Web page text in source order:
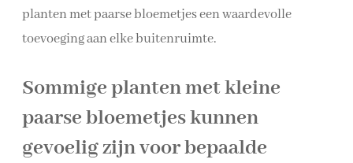
planten met paarse bloemetjes een waardevolle
toevoeging aan elke buitenruimte.
Sommige planten met kleine
paarse bloemetjes kunnen
gevoelig zijn voor bepaalde